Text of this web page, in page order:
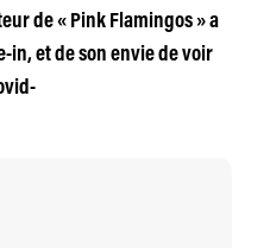
de « Pink Flamingos » a
in, et de son envie de voir